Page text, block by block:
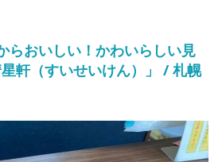
らおいしい！かわいらしい見
軒（すいせいけん）」 / 札幌